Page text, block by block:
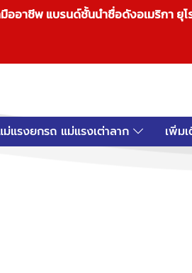
อาชีพ แบรนด์ชั้นนำชื่อดังอเมริกา
ม่แรงยกรถ แม่แรงเต่าลาก เพิ่ม